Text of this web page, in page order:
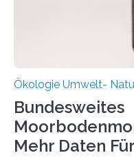
Ökologie Umwelt-
Bundesweites
Mehr Daten